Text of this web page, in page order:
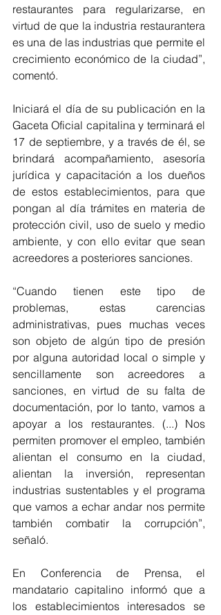
restaurantes para regularizarse, en
virtud de que la industria restaurantera
es una de las industrias que permite el
crecimiento económico de la ciudad”,
comentó.
Iniciará el día de su publicación en la
Gaceta Oficial capitalina y terminará el
17 de septiembre, y a través de él, se
brindará acompañamiento, asesoría
jurídica y capacitación a los dueños
de estos establecimientos, para que
pongan al día trámites en materia de
protección civil, uso de suelo y medio
ambiente, y con ello evitar que sean
acreedores a posteriores sanciones.
“Cuando tienen este tipo de
problemas, estas carencias
administrativas, pues muchas veces
son objeto de algún tipo de presión
por alguna autoridad local o simple y
sencillamente son acreedores a
sanciones, en virtud de su falta de
documentación, por lo tanto, vamos a
apoyar a los restaurantes. (...) Nos
permiten promover el empleo, también
alientan el consumo en la ciudad,
alientan la inversión, representan
industrias sustentables y el programa
que vamos a echar andar nos permite
también combatir la corrupción”,
señaló.
En Conferencia de Prensa, el
mandatario capitalino informó que a
los establecimientos interesados se